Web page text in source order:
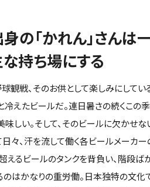
の「かれん」さんは
持ち場にする
観戦、そのお供として楽しみにしてい
冷えたビールだ。連日暑さの続くこの季
しい。そして、そのビールに欠かせな
々、汗を流して働く各ビールメーカー
えるビールのタンクを背負い、階段ば
はかなりの重労働。日本独特の文化